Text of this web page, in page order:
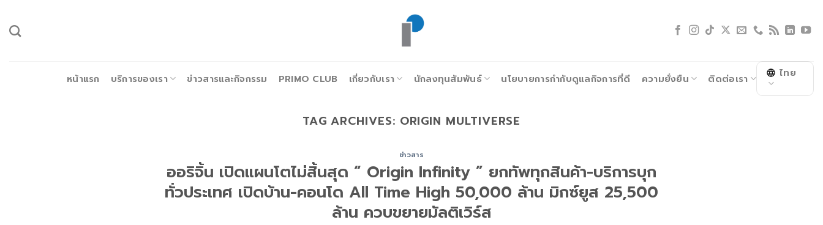
ยัง
หน้าแรก บริการของเรา ข่าวสารและกิจกรรม PRIMO CLUB เกี่ยวกับเรา นักลงทุนสัมพันธ์ นโยบายการกำกับดูแลกิจการที่ดี ความยั่งยืน ติดต่อเรา ไทย
TAG ARCHIVES: ORIGIN MULTIVERSE
ข่าวสาร
ออริจิ้น เปิดแผนโตไม่สิ้นสุด “ Origin Infinity ” ยกทัพทุกสินค้า-บริการบุก
ทั่วประเทศ เปิดบ้าน-คอนโด All Time High 50,000 ล้าน มิกซ์ยูส 25,500
ล้าน ควบขยายมัลติเวิร์ส